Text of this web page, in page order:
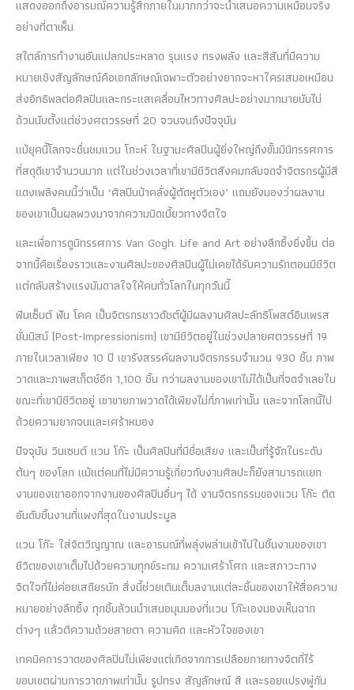
แสดงออกถึงอารมณ์ความรู้สึกภายในมากกว่าจะนำเสนอความเหมือนจริง
อย่างที่ตาเห็น
สไตล์การทำงานอันแปลกประหลาด รุนแรง ทรงพลัง และสีสันที่มีความ
หมายเชิงสัญลักษณ์คือเอกลักษณ์เฉพาะตัวอย่างยากจะหาใครเสมอเหมือน
ส่งอิทธิพลต่อศิลปินและกระแสเคลื่อนไหวทางศิลปะอย่างมากมายนับไม่
ถ้วนนับตั้งแต่ช่วงศตวรรษที่ 20 จวบจนถึงปัจจุบัน
แม้ยุคนี้โลกจะชื่นชมแวน โกะห์ ในฐานะศิลปินผู้ยิ่งใหญ่ถึงขั้นมีนิทรรศการ
ที่สดุดีเขาจำนวนมาก แต่ในช่วงเวลาที่เขามีชีวิตสังคมกลับจดจำจิตรกรผู้มีสี
แดงเพลิงคนนี้ว่าเป็น ‘ศิลปินบ้าคลั่งผู้ตัดหูตัวเอง’ แถมยังมองว่าผลงาน
ของเขาเป็นผลพวงมาจากความบิดเบี้ยวทางจิตใจ
และเพื่อการดูนิทรรศการ Van Gogh. Life and Art อย่างลึกซึ้งยิ่งขึ้น ต่อ
จากนี้คือเรื่องราวและงานศิลปะของศิลปินผู้ไม่เคยได้รับความรักตอนมีชีวิต
แต่กลับสร้างแรงบันดาลใจให้คนทั่วโลกในทุกวันนี้
ฟินเซ็นต์ ฟัน โคค เป็นจิตรกรชาวดัชต์ผู้มีผลงานศิลปะลัทธิโพสต์อิมเพรส
ชั่นนิสม์ (Post-Impressionism) เขามีชีวิตอยู่ในช่วงปลายศตวรรษที่ 19
ภายในเวลาเพียง 10 ปี เขารังสรรค์ผลงานจิตรกรรมจำนวน 930 ชิ้น ภาพ
วาดและภาพสเก็ตช์อีก 1,100 ชิ้น ทว่าผลงานของเขาไม่ได้เป็นที่จดจำเลยใน
ขณะที่เขามีชีวิตอยู่ เขาขายภาพวาดได้เพียงไม่กี่ภาพเท่านั้น และจากโลกนี้ไป
ด้วยความยากจนและเศร้าหมอง
ปัจจุบัน วินเซนต์ แวน โก๊ะ เป็นศิลปินที่มีชื่อเสียง และเป็นที่รู้จักในระดับ
ต้นๆ ของโลก แม้แต่คนที่ไม่มีความรู้เกี่ยวกับงานศิลปะก็ยังสามารถแยก
งานของเขาออกจากงานของศิลปินอื่นๆ ได้ งานจิตรกรรมของแวน โก๊ะ ติด
อันดับชิ้นงานที่แพงที่สุดในงานประมูล
แวน โก๊ะ ใส่จิตวิญญาณ และอารมณ์ที่พลุ่งพล่านเข้าไปในชิ้นงานของเขา
ชีวิตของเขาเต็มไปด้วยความทุกข์ระทม ความเศร้าโศก และสภาวะทาง
จิตใจที่ไม่ค่อยเสถียรนัก สิ่งนี้ช่วยเติมเต็มลงานแต่ละชิ้นของเขาให้สื่อความ
หมายอย่างลึกซึ้ง ทุกชิ้นล้วนนำเสนอมุมมองที่แวน โก๊ะเองมองเห็นฉาก
ต่างๆ แล้วตีความด้วยสายตา ความคิด และหัวใจของเขา
เทคนิคการวาดของศิลปินไม่เพียงแต่เกิดจากการเปลือยกายทางจิตที่ไร้
ขอบเขตผ่านการวาดภาพเท่านั้น รูปทรง สัญลักษณ์ สี และรอยแปรงพู่กัน